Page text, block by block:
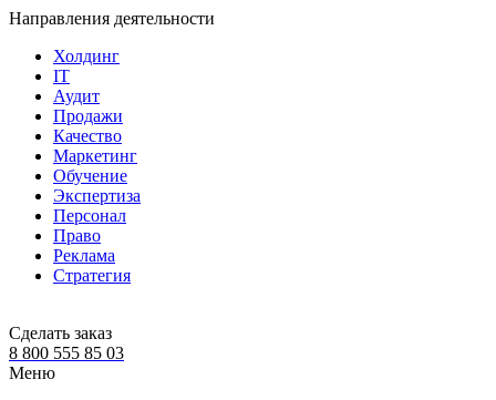
Направления деятельности
Холдинг
IT
Аудит
Продажи
Качество
Маркетинг
Обучение
Экспертиза
Персонал
Право
Реклама
Стратегия
Сделать заказ
8 800 555 85 03
Меню